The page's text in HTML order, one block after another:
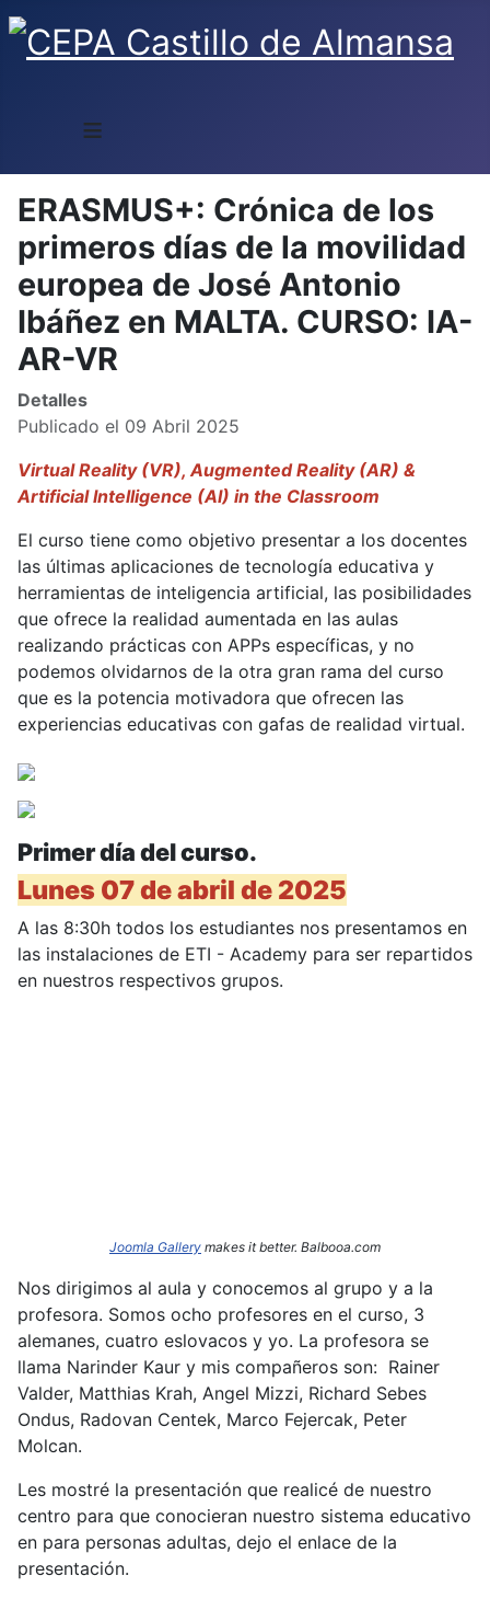
≡
ERASMUS+: Crónica de los
primeros días de la movilidad
europea de José Antonio
Ibáñez en MALTA. CURSO: IA-
AR-VR
Detalles
Publicado el 09 Abril 2025
Virtual Reality (VR), Augmented Reality (AR) &
Artificial Intelligence (AI) in the Classroom
El curso tiene como objetivo presentar a los docentes
las últimas aplicaciones de tecnología educativa y
herramientas de inteligencia artificial, las posibilidades
que ofrece la realidad aumentada en las aulas
realizando prácticas con APPs específicas, y no
podemos olvidarnos de la otra gran rama del curso
que es la potencia motivadora que ofrecen las
experiencias educativas con gafas de realidad virtual.
Primer día del curso.
Lunes 07 de abril de 2025
A las 8:30h todos los estudiantes nos presentamos en
las instalaciones de ETI - Academy para ser repartidos
en nuestros respectivos grupos.
Joomla Gallery makes it better. Balbooa.com
Nos dirigimos al aula y conocemos al grupo y a la
profesora. Somos ocho profesores en el curso, 3
alemanes, cuatro eslovacos y yo. La profesora se
llama Narinder Kaur y mis compañeros son: Rainer
Valder, Matthias Krah, Angel Mizzi, Richard Sebes
Ondus, Radovan Centek, Marco Fejercak, Peter
Molcan.
Les mostré la presentación que realicé de nuestro
centro para que conocieran nuestro sistema educativo
en para personas adultas, dejo el enlace de la
presentación.